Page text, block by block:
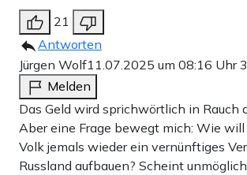
21
Antworten
Jürgen Wolf11.07.2025 um 08:16 Uhr
Melden
Das Geld wird sprichwörtlich in Rauch
Aber eine Frage bewegt mich: Wie will
Volk jemals wieder ein vernünftiges
Russland aufbauen? Scheint